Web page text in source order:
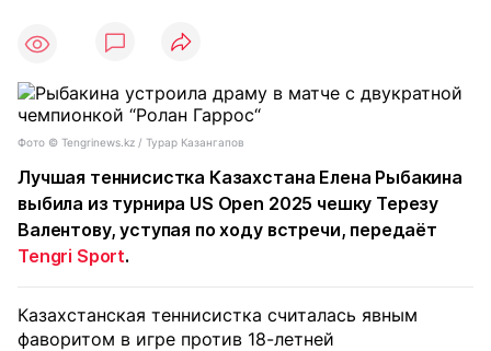
Фото ©️ Tengrinews.kz / Турар Казангапов
Лучшая теннисистка Казахстана Елена Рыбакина
выбила из турнира US Open 2025 чешку Терезу
Валентову, уступая по ходу встречи, передаёт
Tengri Sport.
Казахстанская теннисистка считалась явным
фаворитом в игре против 18-летней